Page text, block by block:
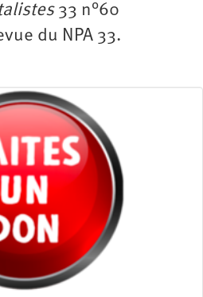
33 n°60
du NPA 33.